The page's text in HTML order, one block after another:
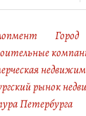
Город
рынок
Петербурга